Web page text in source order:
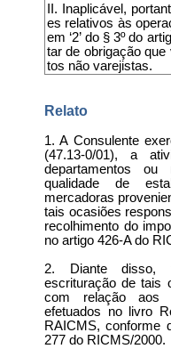
II. Inaplicável,
es relativos às
em ‘2’ do § 3º do
tar de obrigação
tos não varejistas.
Relato
1. A Consulente
(47.13-0/01), a
departamentos
qualidade de
mercadoras
tais ocasiões
recolhimento do
no artigo 426-A do
2. Diante disso,
escrituração de tais
com relação aos
efetuados no livro
RAICMS, conforme
277 do RICMS/2000.